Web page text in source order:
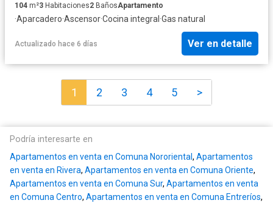
104 m²3 Habitaciones2 BañosApartamento
·Aparcadero·Ascensor·Cocina integral ·Gas natural
Actualizado hace 6 días Ver en detalle
1 2 3 4 5 >
Podría interesarte en
Apartamentos en venta en Comuna Nororiental, Apartamentos
en venta en Rivera, Apartamentos en venta en Comuna Oriente,
Apartamentos en venta en Comuna Sur, Apartamentos en venta
en Comuna Centro, Apartamentos en venta en Comuna Entreríos,